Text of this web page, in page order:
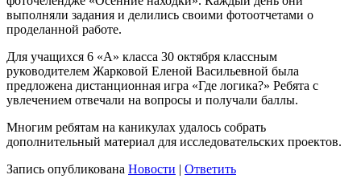
выполняли задания и делились своими фотоотчетами о
проделанной работе.
Для учащихся 6 «А» класса 30 октября классным
руководителем Жарковой Еленой Васильевной была
предложена дистанционная игра «Где логика?» Ребята с
увлечением отвечали на вопросы и получали баллы.
Многим ребятам на каникулах удалось собрать
дополнительный материал для исследовательских проектов.
Запись опубликована Новости | Ответить